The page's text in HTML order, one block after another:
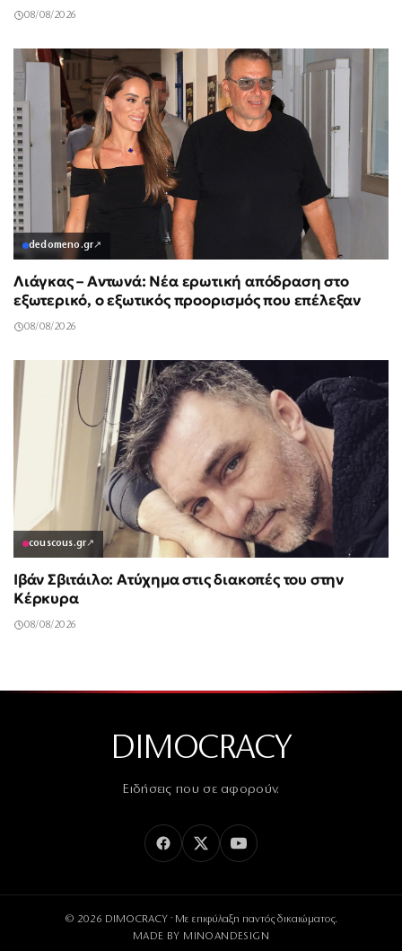
08/08/2026
dedomeno.gr↗
Λιάγκας – Αντωνά: Νέα ερωτική απόδραση στο
εξωτερικό, ο εξωτικός προορισμός που επέλεξαν
08/08/2026
couscous.gr↗
Ιβάν Σβιτάιλο: Ατύχημα στις διακοπές του στην
Κέρκυρα
08/08/2026
DIMOCRACY
Ειδήσεις που σε αφορούν.
© 2026 DIMOCRACY · Με επιφύλαξη παντός δικαιώματος.
MADE BY MINOANDESIGN